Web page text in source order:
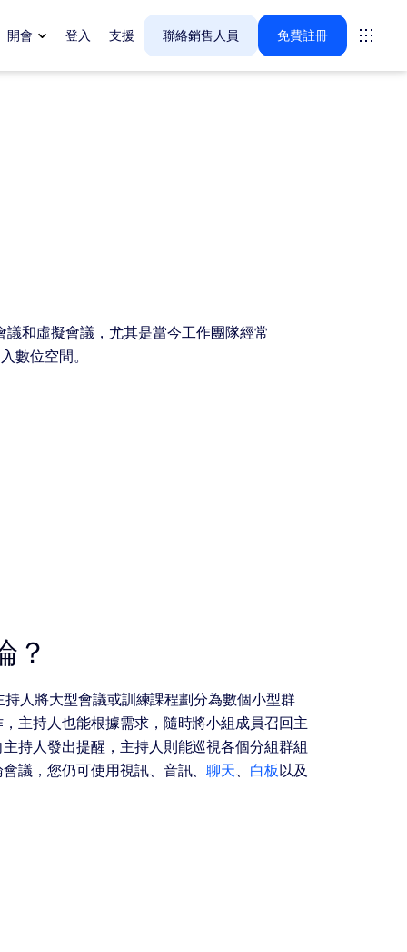
開會 登入 支援 聯絡銷售人員 免費註冊
驗深入解析
和虛擬會議，尤其是當今工作團隊經常
數位空間。
？
人將大型會議或訓練課程劃分為數個小型群
主持人也能根據需求，隨時將小組成員召回主
持人發出提醒，主持人則能巡視各個分組群組
議，您仍可使用視訊、音訊、聊天、 白板以及